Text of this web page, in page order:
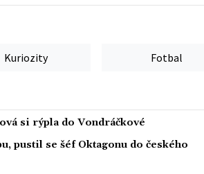
Kuriozity Fotbal
si rýpla do Vondráčkové
pustil se šéf Oktagonu do českého